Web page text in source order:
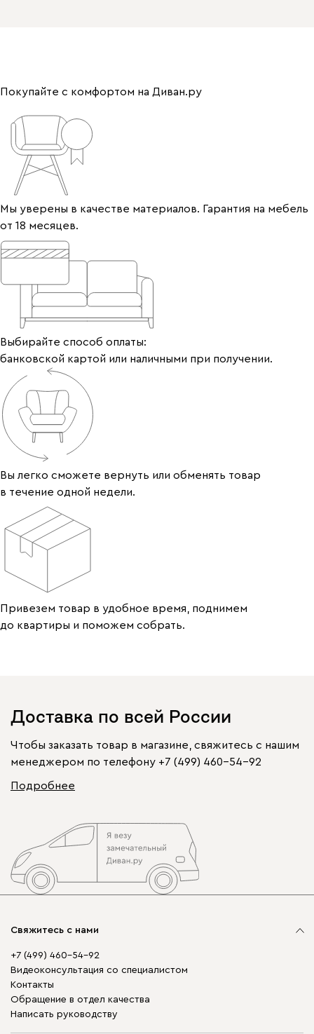
Покупайте с комфортом на Диван.ру
Мы уверены в качестве материалов. Гарантия на мебель
от 18 месяцев.
Выбирайте способ оплаты:
банковской картой или наличными при получении.
Вы легко сможете вернуть или обменять товар
в течение одной недели.
Привезем товар в удобное время, поднимем
до квартиры и поможем собрать.
Доставка по всей России
Чтобы заказать товар в магазине, свяжитесь с нашим
менеджером по телефону +7 (499) 460-54-92
Подробнее
Свяжитесь с нами
+7 (499) 460-54-92
Видеоконсультация со специалистом
Контакты
Обращение в отдел качества
Написать руководству